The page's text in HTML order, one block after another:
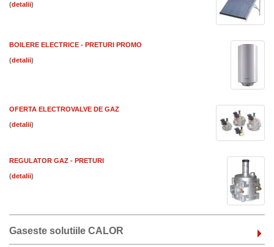
( )
BOILERE ELECTRICE - PRETURI PROMO
( )
OFERTA ELECTROVALVE DE GAZ
( )
REGULATOR GAZ - PRETURI
( )
Gaseste solutiile CALOR